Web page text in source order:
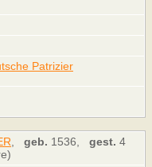
Patrizier
geb. 1536, gest. 4